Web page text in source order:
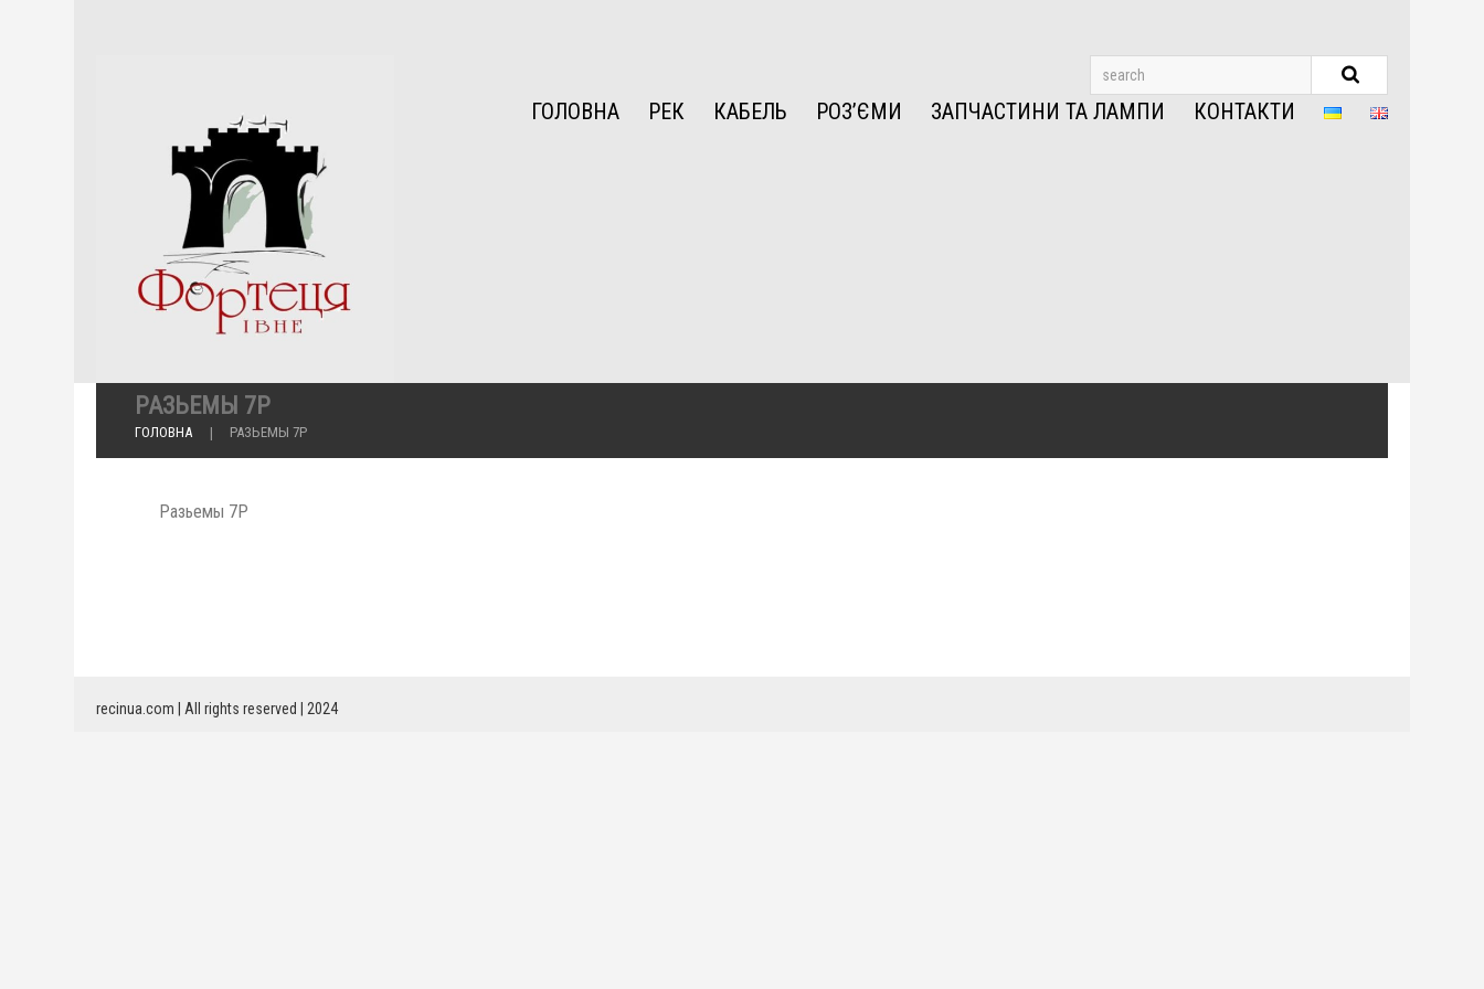
ГОЛОВНА РЕК КАБЕЛЬ РОЗ’ЄМИ ЗАПЧАСТИНИ ТА ЛАМПИ КОНТАКТИ
РАЗЬЕМЫ 7Р
ГОЛОВНА РАЗЬЕМЫ 7Р
Разьемы 7Р
recinua.com | All rights reserved | 2024